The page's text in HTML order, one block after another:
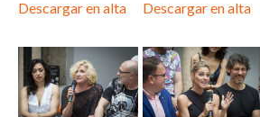
Descargar en alta
Descargar en alta